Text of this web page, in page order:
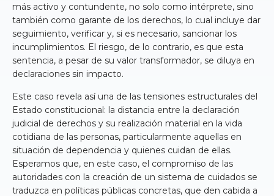
más activo y contundente, no solo como intérprete, sino
también como garante de los derechos, lo cual incluye dar
seguimiento, verificar y, si es necesario, sancionar los
incumplimientos. El riesgo, de lo contrario, es que esta
sentencia, a pesar de su valor transformador, se diluya en
declaraciones sin impacto.
Este caso revela así una de las tensiones estructurales del
Estado constitucional: la distancia entre la declaración
judicial de derechos y su realización material en la vida
cotidiana de las personas, particularmente aquellas en
situación de dependencia y quienes cuidan de ellas.
Esperamos que, en este caso, el compromiso de las
autoridades con la creación de un sistema de cuidados se
traduzca en políticas públicas concretas, que den cabida a